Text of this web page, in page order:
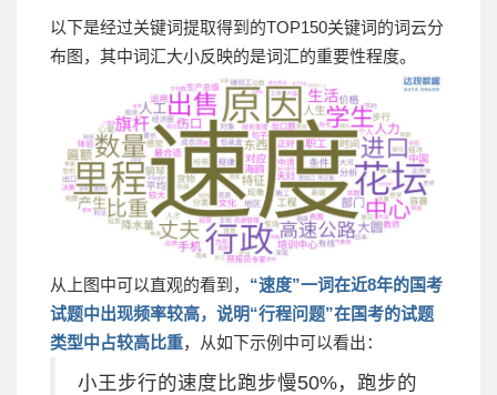
以下是经过关键词提取得到的TOP150关键词的词云分
布图，其中词汇大小反映的是词汇的重要性程度。
从上图中可以直观的看到， “速度”一词在近8年的国考
试题中出现频率较高，说明“行程问题”在国考的试题
类型中占较高比重，从如下示例中可以看出：
小王步行的速度比跑步慢50%，跑步的